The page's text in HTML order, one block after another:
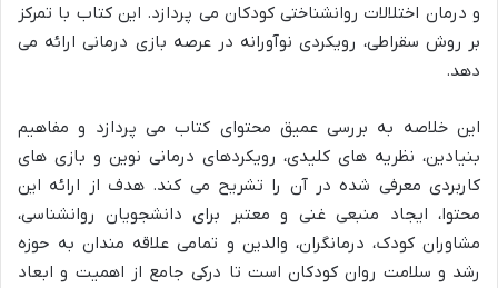
و درمان اختلالات روانشناختی کودکان می پردازد. این کتاب با تمرکز
بر روش سقراطی، رویکردی نوآورانه در عرصه بازی درمانی ارائه می
دهد.
این خلاصه به بررسی عمیق محتوای کتاب می پردازد و مفاهیم
بنیادین، نظریه های کلیدی، رویکردهای درمانی نوین و بازی های
کاربردی معرفی شده در آن را تشریح می کند. هدف از ارائه این
محتوا، ایجاد منبعی غنی و معتبر برای دانشجویان روانشناسی،
مشاوران کودک، درمانگران، والدین و تمامی علاقه مندان به حوزه
رشد و سلامت روان کودکان است تا درکی جامع از اهمیت و ابعاد